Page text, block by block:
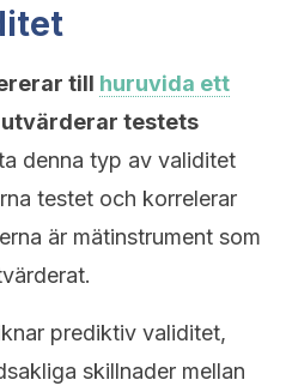
till huruvida ett
testets
denna typ av validitet
testet och korrelerar
är mätinstrument som
prediktiv validitet,
skillnader mellan